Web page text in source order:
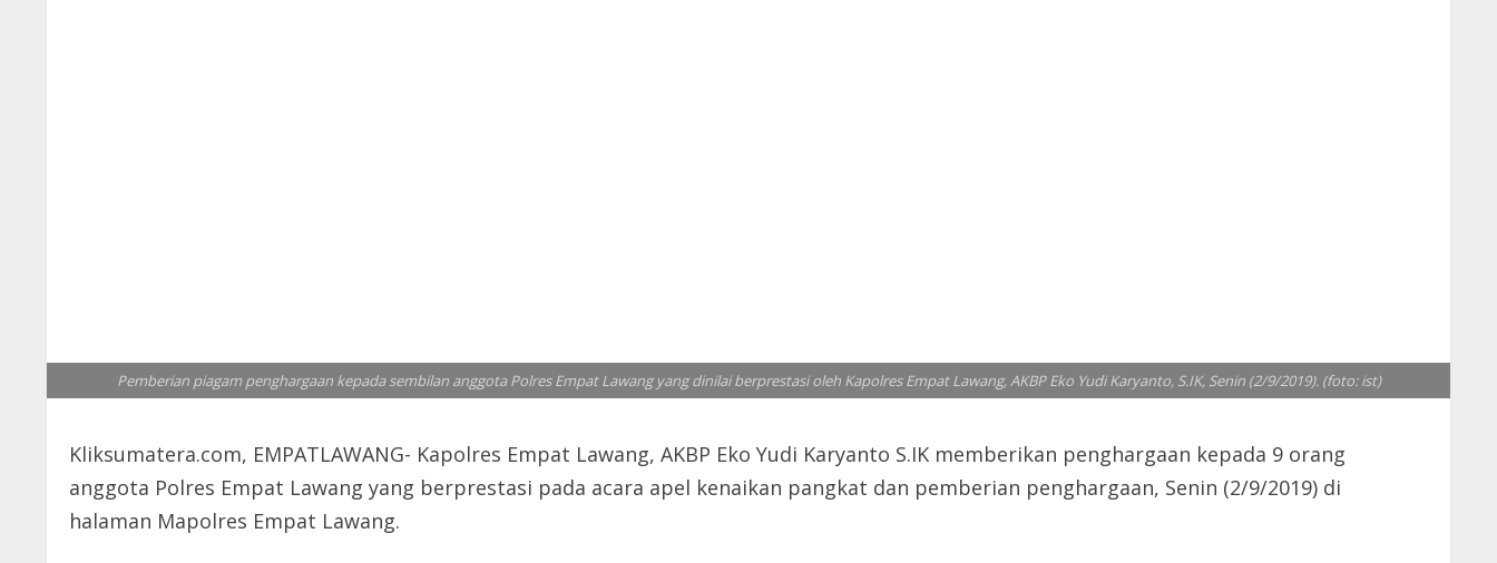
Pemberian piagam penghargaan kepada sembilan anggota Polres Empat Lawang yang dinilai berprestasi oleh Kapolres Empat Lawang, AKBP Eko Yudi Karyanto, S.IK, Senin (2/9/2019). (foto: ist)
Kliksumatera.com, EMPATLAWANG- Kapolres Empat Lawang, AKBP Eko Yudi Karyanto S.IK memberikan penghargaan kepada 9 orang
anggota Polres Empat Lawang yang berprestasi pada acara apel kenaikan pangkat dan pemberian penghargaan, Senin (2/9/2019) di
halaman Mapolres Empat Lawang.